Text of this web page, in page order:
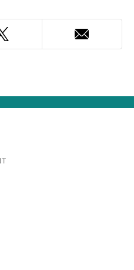
Twitter
Adresse
courriel